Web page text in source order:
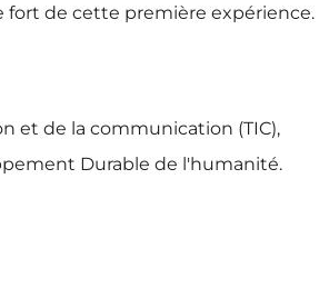
fort de cette première expérience.
et de la communication (TIC),
Durable de l'humanité.